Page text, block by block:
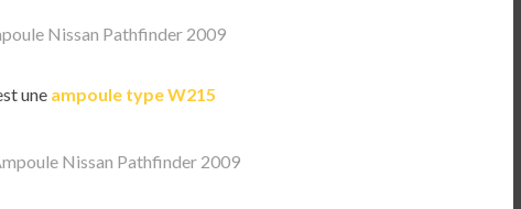
Nissan Pathfinder 2009
une ampoule type W215
Nissan Pathfinder 2009